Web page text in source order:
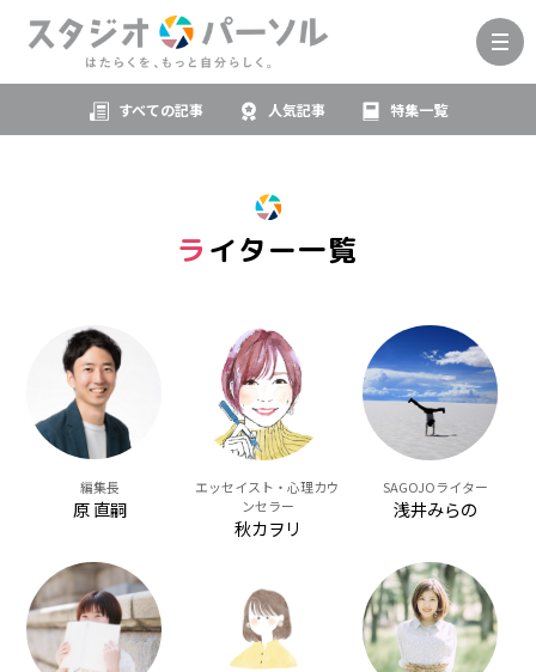
すべての記事 人気記事 特集一覧
ライター一覧
編集長
原 直嗣
エッセイスト・心理カウ
ンセラー
秋カヲリ
SAGOJOライター
浅井みらの